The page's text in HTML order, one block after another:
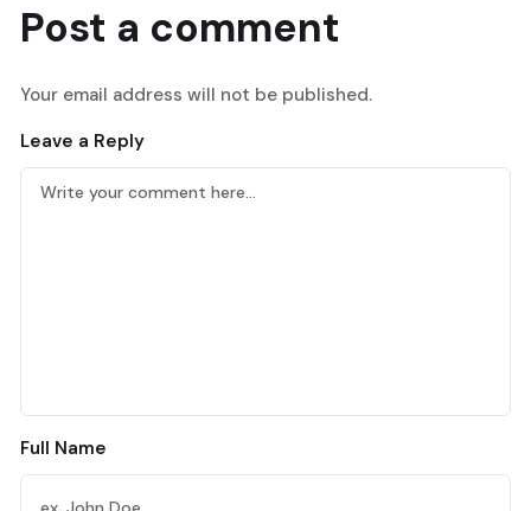
Post a comment
Your email address will not be published.
Leave a Reply
Full Name